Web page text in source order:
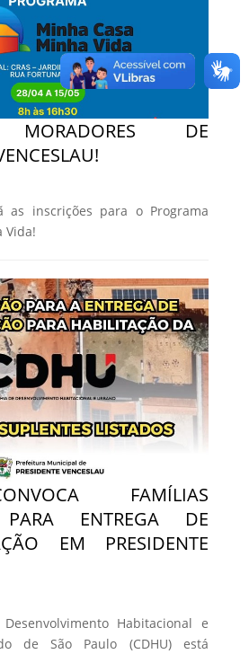
MORADORES DE
as inscrições para o Programa
Vida!
FAMÍLIAS
PARA ENTREGA DE
EM PRESIDENTE
Habitacional e
de São Paulo (CDHU) está